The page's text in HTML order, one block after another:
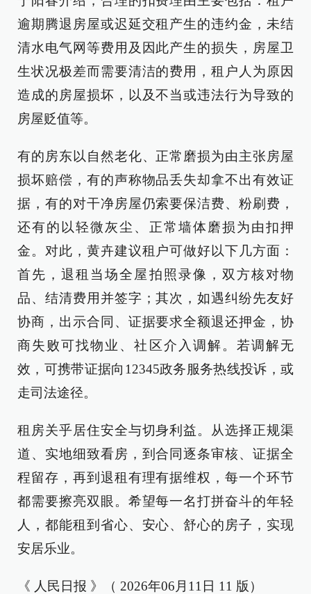
逾期腾退房屋或迟延交租产生的违约金，未结
清水电气网等费用及因此产生的损失，房屋卫
生状况极差而需要清洁的费用，租户人为原因
造成的房屋损坏，以及不当或违法行为导致的
房屋贬值等。
有的房东以自然老化、正常磨损为由主张房屋
损坏赔偿，有的声称物品丢失却拿不出有效证
据，有的对干净房屋仍索要保洁费、粉刷费，
还有的以轻微灰尘、正常墙体磨损为由扣押
金。对此，黄卉建议租户可做好以下几方面：
首先，退租当场全屋拍照录像，双方核对物
品、结清费用并签字；其次，如遇纠纷先友好
协商，出示合同、证据要求全额退还押金，协
商失败可找物业、社区介入调解。若调解无
效，可携带证据向12345政务服务热线投诉，或
走司法途径。
租房关乎居住安全与切身利益。从选择正规渠
道、实地细致看房，到合同逐条审核、证据全
程留存，再到退租有理有据维权，每一个环节
都需要擦亮双眼。希望每一名打拼奋斗的年轻
人，都能租到省心、安心、舒心的房子，实现
安居乐业。
《 人民日报 》（ 2026年06月11日 11 版）